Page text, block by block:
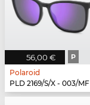
56,00 € P
Polaroid
PLD 2169/S/X - 003/MF